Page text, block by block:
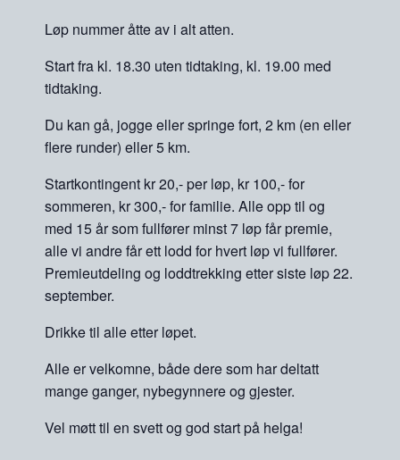
Løp nummer åtte av i alt atten.
Start fra kl. 18.30 uten tidtaking, kl. 19.00 med
tidtaking.
Du kan gå, jogge eller springe fort, 2 km (en eller
flere runder) eller 5 km.
Startkontingent kr 20,- per løp, kr 100,- for
sommeren, kr 300,- for familie. Alle opp til og
med 15 år som fullfører minst 7 løp får premie,
alle vi andre får ett lodd for hvert løp vi fullfører.
Premieutdeling og loddtrekking etter siste løp 22.
september.
Drikke til alle etter løpet.
Alle er velkomne, både dere som har deltatt
mange ganger, nybegynnere og gjester.
Vel møtt til en svett og god start på helga!